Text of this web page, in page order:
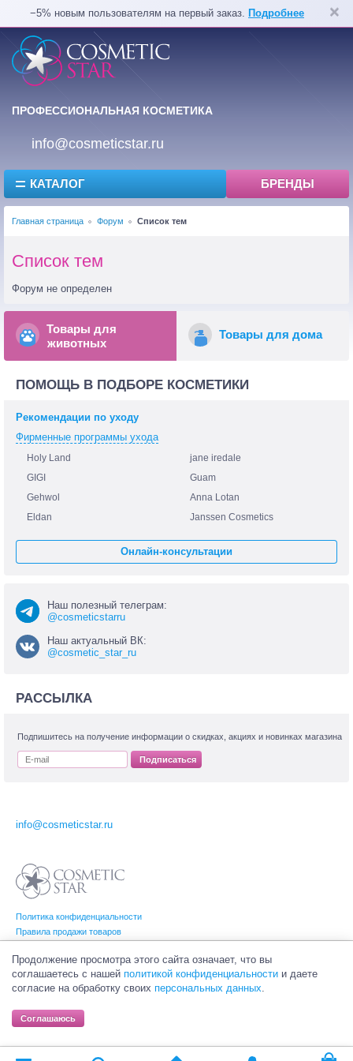
−5% новым пользователям на первый заказ. Подробнее
ПРОФЕССИОНАЛЬНАЯ КОСМЕТИКА
info@cosmeticstar.ru
КАТАЛОГ БРЕНДЫ
Главная страница Форум Список тем
Список тем
Форум не определен
Товары для
животных
Товары для дома
ПОМОЩЬ В ПОДБОРЕ КОСМЕТИКИ
Рекомендации по уходу
Фирменные программы ухода
Holy Land
jane iredale
GIGI
Guam
Gehwol
Anna Lotan
Eldan
Janssen Cosmetics
Онлайн-консультации
Наш полезный телеграм:
@cosmeticstarru
Наш актуальный ВК:
@cosmetic_star_ru
РАССЫЛКА
Подпишитесь на получение информации о скидках, акциях и новинках магазина
Подписаться
Политика конфиденциальности
Правила продажи товаров
info@cosmeticstar.ru
(Косметик Стар). Все права на товарные знаки принадлежат их законным
владельцам.
Продолжение просмотра этого сайта означает, что вы
соглашаетесь с нашей политикой конфиденциальности и даете
согласие на обработку своих персональных данных.
Соглашаюсь